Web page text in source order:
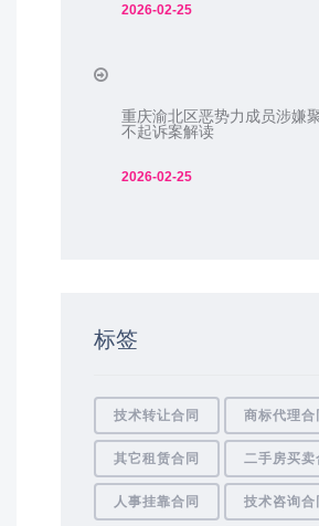
2026-02-25
重庆渝北区恶势力成员涉嫌
不起诉案解读
2026-02-25
标签
技术转让合同 商标代理合
其它租赁合同 二手房买卖
人事挂靠合同 技术咨询合